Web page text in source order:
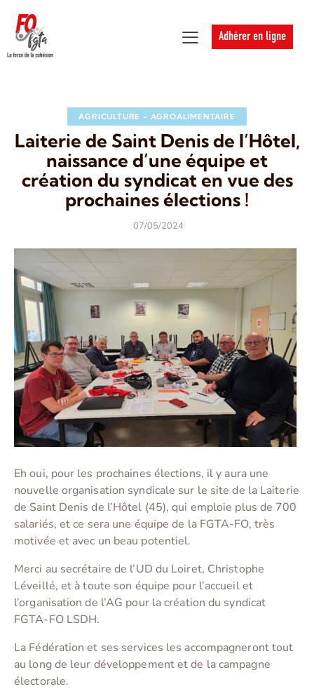
Adhérer en ligne
AGRICULTURE - AGROALIMENTAIRE
Laiterie de Saint Denis de l’Hôtel,
naissance d’une équipe et
création du syndicat en vue des
prochaines élections !
07/05/2024
Eh oui, pour les prochaines élections, il y aura une
nouvelle organisation syndicale sur le site de la Laiterie
de Saint Denis de l’Hôtel (45), qui emploie plus de 700
salariés, et ce sera une équipe de la FGTA-FO, très
motivée et avec un beau potentiel.
Merci au secrétaire de l’UD du Loiret, Christophe
Léveillé, et à toute son équipe pour l’accueil et
l’organisation de l’AG pour la création du syndicat
FGTA-FO LSDH.
La Fédération et ses services les accompagneront tout
au long de leur développement et de la campagne
électorale.